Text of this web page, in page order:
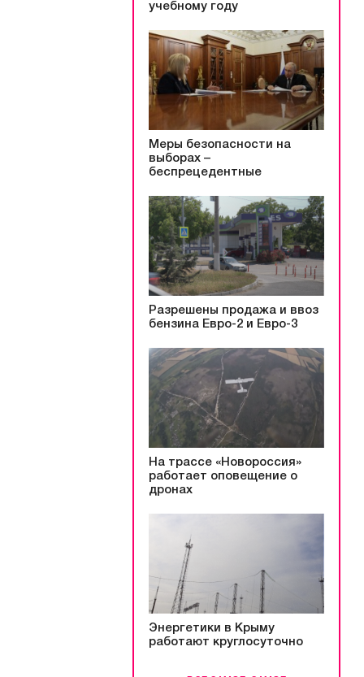
учебному году
Меры безопасности на
выборах –
беспрецедентные
Разрешены продажа и ввоз
бензина Евро-2 и Евро-3
На трассе «Новороссия»
работает оповещение о
дронах
Энергетики в Крыму
работают круглосуточно